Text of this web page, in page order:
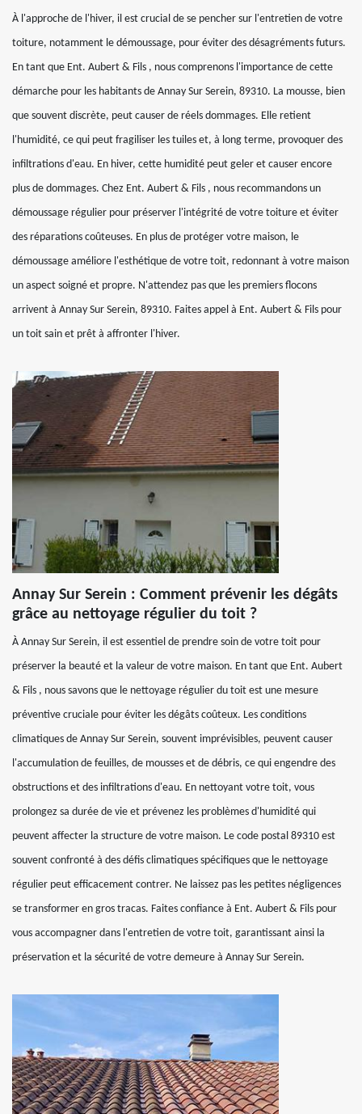
À l'approche de l'hiver, il est crucial de se pencher sur l'entretien de votre
toiture, notamment le démoussage, pour éviter des désagréments futurs.
En tant que Ent. Aubert & Fils , nous comprenons l'importance de cette
démarche pour les habitants de Annay Sur Serein, 89310. La mousse, bien
que souvent discrète, peut causer de réels dommages. Elle retient
l'humidité, ce qui peut fragiliser les tuiles et, à long terme, provoquer des
infiltrations d'eau. En hiver, cette humidité peut geler et causer encore
plus de dommages. Chez Ent. Aubert & Fils , nous recommandons un
démoussage régulier pour préserver l'intégrité de votre toiture et éviter
des réparations coûteuses. En plus de protéger votre maison, le
démoussage améliore l'esthétique de votre toit, redonnant à votre maison
un aspect soigné et propre. N'attendez pas que les premiers flocons
arrivent à Annay Sur Serein, 89310. Faites appel à Ent. Aubert & Fils pour
un toit sain et prêt à affronter l'hiver.
Annay Sur Serein : Comment prévenir les dégâts
grâce au nettoyage régulier du toit ?
À Annay Sur Serein, il est essentiel de prendre soin de votre toit pour
préserver la beauté et la valeur de votre maison. En tant que Ent. Aubert
& Fils , nous savons que le nettoyage régulier du toit est une mesure
préventive cruciale pour éviter les dégâts coûteux. Les conditions
climatiques de Annay Sur Serein, souvent imprévisibles, peuvent causer
l'accumulation de feuilles, de mousses et de débris, ce qui engendre des
obstructions et des infiltrations d'eau. En nettoyant votre toit, vous
prolongez sa durée de vie et prévenez les problèmes d'humidité qui
peuvent affecter la structure de votre maison. Le code postal 89310 est
souvent confronté à des défis climatiques spécifiques que le nettoyage
régulier peut efficacement contrer. Ne laissez pas les petites négligences
se transformer en gros tracas. Faites confiance à Ent. Aubert & Fils pour
vous accompagner dans l'entretien de votre toit, garantissant ainsi la
préservation et la sécurité de votre demeure à Annay Sur Serein.